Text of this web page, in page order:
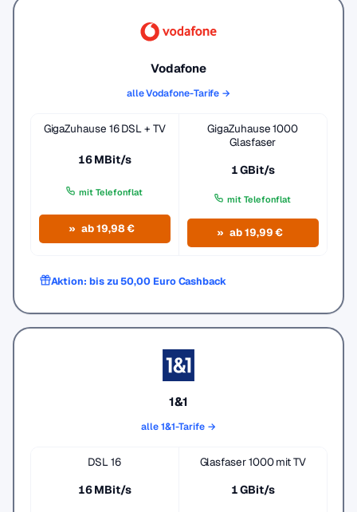
Vodafone
alle Vodafone-Tarife →
GigaZuhause 16 DSL + TV
16 MBit/s
mit Telefonflat
ab 19,98 €
GigaZuhause 1000
Glasfaser
1 GBit/s
mit Telefonflat
ab 19,99 €
Aktion: bis zu 50,00 Euro Cashback
1&1
alle 1&1-Tarife →
DSL 16
16 MBit/s
Glasfaser 1000 mit TV
1 GBit/s